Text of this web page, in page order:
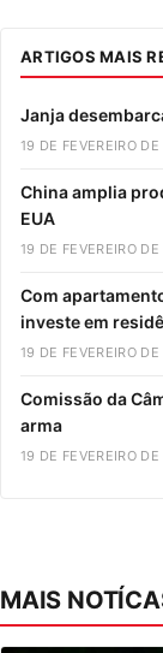
ARTIGOS MAIS
Janja
19 DE FEVEREIRO
China amplia
EUA
19 DE FEVEREIRO
Com
investe em
19 DE FEVEREIRO
Comissão da
arma
19 DE FEVEREIRO
MAIS